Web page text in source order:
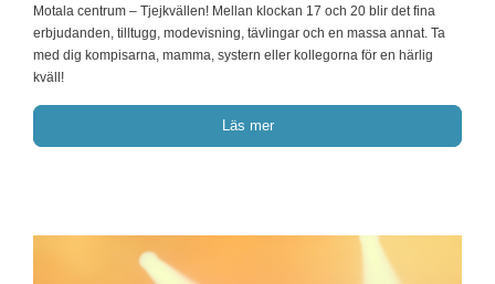
Motala centrum – Tjejkvällen! Mellan klockan 17 och 20 blir det fina
erbjudanden, tilltugg, modevisning, tävlingar och en massa annat. Ta
med dig kompisarna, mamma, systern eller kollegorna för en härlig
kväll!
Läs mer